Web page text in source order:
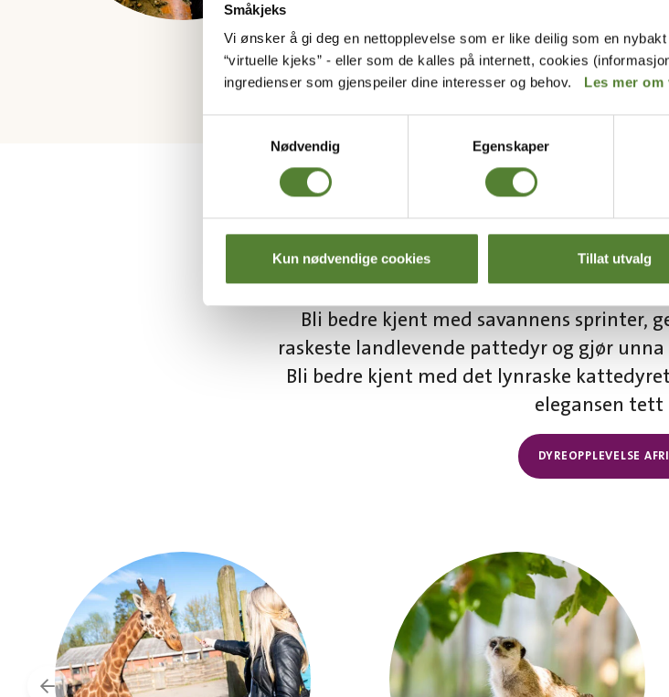
Småkjeks
Vi ønsker å gi deg en nettopplevelse som er like deilig som en
“virtuelle kjeks” - eller som de kalles på internett, cookies
ingredienser som gjenspeiler dine interesser og behov. Les mer om
Nødvendig
Egenskaper
Kun nødvendige cookies Tillat utvalg
Bli bedre kjent med savannens sprinter,
raskeste landlevende pattedyr og gjør
Bli bedre kjent med det lynraske
elegansen tett
DYREOPPLEVELSE